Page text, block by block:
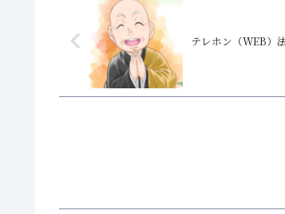
テレホン（WEB）